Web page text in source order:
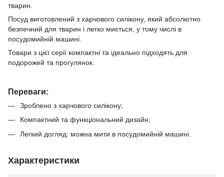
тварин.
Посуд виготовлений з харчового силікону, який абсолютно
безпечний для тварин і легко миється, у тому числі в
посудомийній машині.
Товари з цієї серії компактні та ідеально підходять для
подорожей та прогулянок.
Переваги:
Зроблено з харчового силікону;
Компактний та функціональний дизайн;
Легкий догляд: можна мити в посудомийній машині.
Характеристики